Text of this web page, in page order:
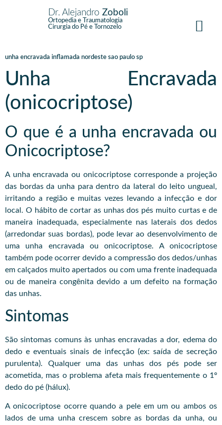
Dr. Alejandro Zoboli
Ortopedia e Traumatologia
Cirurgia do Pé e Tornozelo
unha encravada inflamada nordeste sao paulo sp
Unha Encravada
(onicocriptose)
O que é a unha encravada ou
Onicocriptose?
A unha encravada ou onicocriptose corresponde a projeção
das bordas da unha para dentro da lateral do leito ungueal,
irritando a região e muitas vezes levando a infecção e dor
local. O hábito de cortar as unhas dos pés muito curtas e de
maneira inadequada, especialmente nas laterais dos dedos
(arredondar suas bordas), pode levar ao desenvolvimento de
uma unha encravada ou onicocriptose. A onicocriptose
também pode ocorrer devido a compressão dos dedos/unhas
em calçados muito apertados ou com uma frente inadequada
ou de maneira congênita devido a um defeito na formação
das unhas.
Sintomas
São sintomas comuns às unhas encravadas a dor, edema do
dedo e eventuais sinais de infecção (ex: saída de secreção
purulenta). Qualquer uma das unhas dos pés pode ser
acometida, mas o problema afeta mais frequentemente o 1º
dedo do pé (hálux).
A onicocriptose ocorre quando a pele em um ou ambos os
lados de uma unha crescem sobre as bordas da unha, ou